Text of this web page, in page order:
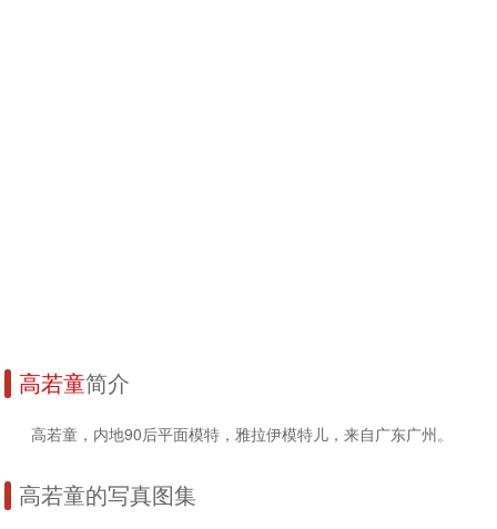
高若童简介
高若童，内地90后平面模特，雅拉伊模特儿，来自广东广州。
高若童的写真图集